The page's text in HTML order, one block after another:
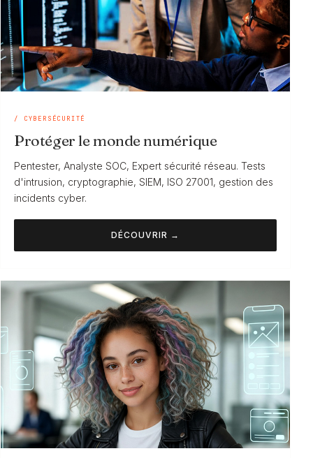
/ CYBERSÉCURITÉ
Protéger le monde numérique
Pentester, Analyste SOC, Expert sécurité réseau. Tests
d'intrusion, cryptographie, SIEM, ISO 27001, gestion des
incidents cyber.
DÉCOUVRIR →